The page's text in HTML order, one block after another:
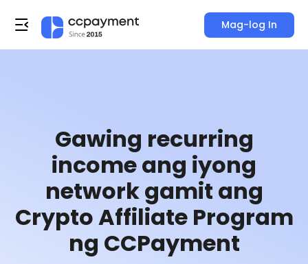
Mag-log In
Gawing recurring
income ang iyong
network gamit ang
Crypto Affiliate Program
ng CCPayment